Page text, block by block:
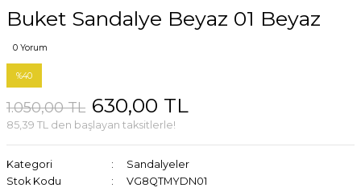
Buket Sandalye Beyaz 01 Beyaz
0 Yorum
%40
1.050,00 TL 630,00 TL
85,39 TL den başlayan taksitlerle!
Kategori
Sandalyeler
Stok Kodu
VG8QTMYDN01